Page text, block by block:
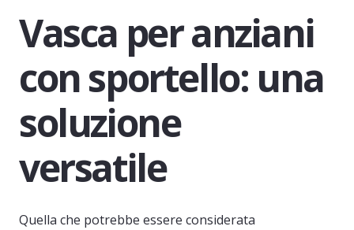
Vasca per anziani
con sportello: una
soluzione
versatile
Quella che potrebbe essere considerata